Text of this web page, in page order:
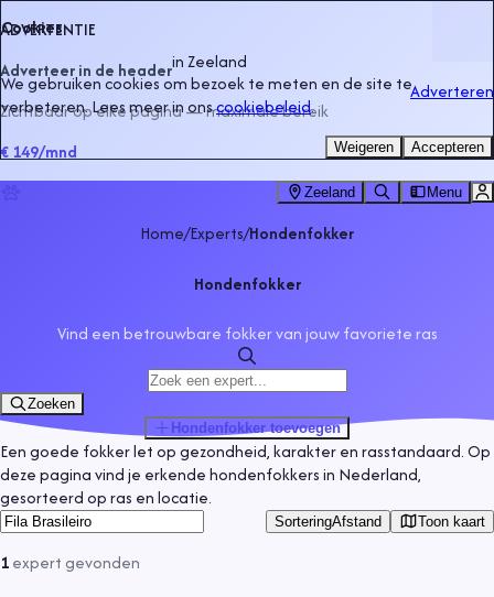
ADVERTENTIE
Adverteer in de headerinZeeland
Zichtbaar op elke pagina — maximale bereik
€ 149/mnd
Adverteren
Zeeland Menu
Home/Experts/Hondenfokker
Hondenfokker
Vind een betrouwbare fokker van jouw favoriete ras
Zoeken
Hondenfokkertoevoegen
Een goede fokker let op gezondheid, karakter en rasstandaard. Op
deze pagina vind je erkende hondenfokkers in Nederland,
gesorteerd op ras en locatie.
SorteringAfstand Toon kaart
1expert gevonden
Cookies
We gebruiken cookies om bezoek te meten en de site te
verbeteren. Lees meer in onscookiebeleid.
Weigeren Accepteren